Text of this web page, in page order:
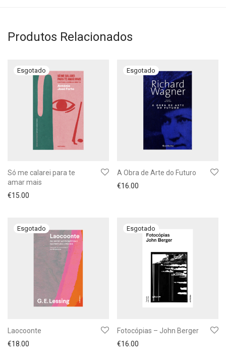
Produtos Relacionados
Só me calarei para te
amar mais
€15.00
A Obra de Arte do Futuro
€16.00
Laocoonte
€18.00
Fotocópias – John Berger
€16.00